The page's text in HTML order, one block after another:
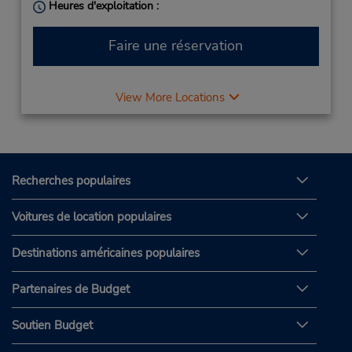
Heures d'exploitation :
Faire une réservation
View More Locations
Recherches populaires
Voitures de location populaires
Destinations américaines populaires
Partenaires de Budget
Soutien Budget